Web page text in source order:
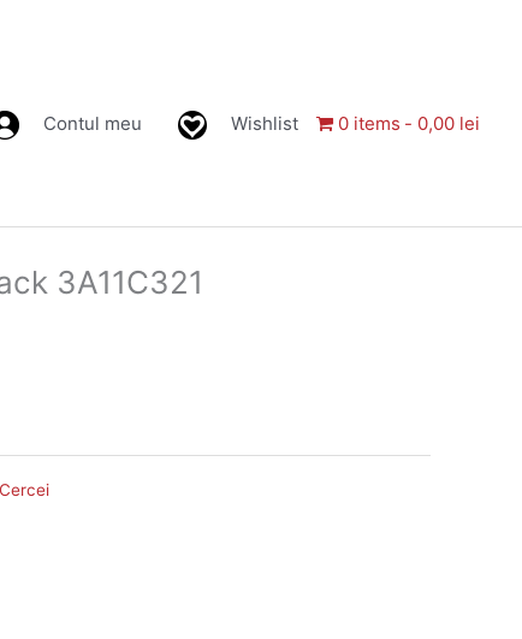
Contul meu Wishlist 0 items 0,00 lei
3A11C321
Cercei